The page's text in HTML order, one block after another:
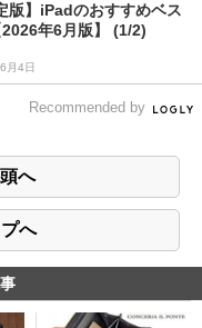
版】iPadのおすすめベス
2026年6月版】 (1/2)
月4日
Recommended by
へ
へ